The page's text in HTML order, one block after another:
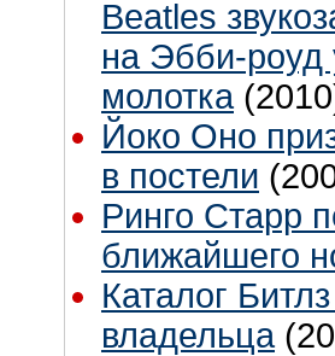
Beatles
на Эбби-роуд
молотка
Йоко Оно
в постели
Ринго Старр
ближайшего
Каталог
владельца